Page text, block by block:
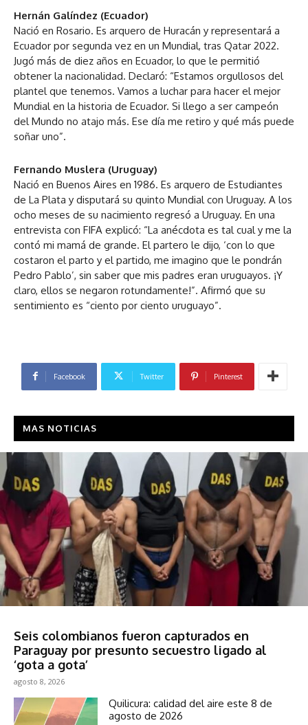
Hernán Galíndez (Ecuador)
Nació en Rosario. Es arquero de Huracán y representará a
Ecuador por segunda vez en un Mundial, tras Qatar 2022.
Jugó más de diez años en Ecuador, lo que le permitió
obtener la nacionalidad. Declaró: “Estamos orgullosos del
plantel que tenemos. Vamos a luchar para hacer el mejor
Mundial en la historia de Ecuador. Si llego a ser campeón
del Mundo no atajo más. Ese día me retiro y qué más puede
soñar uno”.
Fernando Muslera (Uruguay)
Nació en Buenos Aires en 1986. Es arquero de Estudiantes
de La Plata y disputará su quinto Mundial con Uruguay. A los
ocho meses de su nacimiento regresó a Uruguay. En una
entrevista con FIFA explicó: “La anécdota es tal cual y me la
contó mi mamá de grande. El partero le dijo, ‘con lo que
costaron el parto y el partido, me imagino que le pondrán
Pedro Pablo’, sin saber que mis padres eran uruguayos. ¡Y
claro, ellos se negaron rotundamente!”. Afirmó que su
sentimiento es “ciento por ciento uruguayo”.
Facebook Twitter Pinterest
MAS NOTICIAS
Seis colombianos fueron capturados en
Paraguay por presunto secuestro ligado al
‘gota a gota’
agosto 8, 2026
Quilicura: calidad del aire este 8 de
agosto de 2026